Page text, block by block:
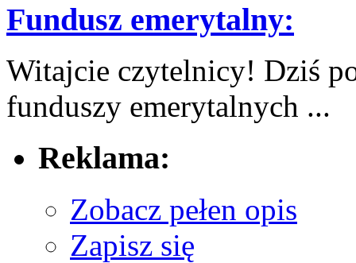
Fundusz emerytalny:
Witajcie ⁢czytelnicy! Dziś⁣
funduszy‍ emerytalnych ...
Reklama:
Zobacz pełen opis
Zapisz się